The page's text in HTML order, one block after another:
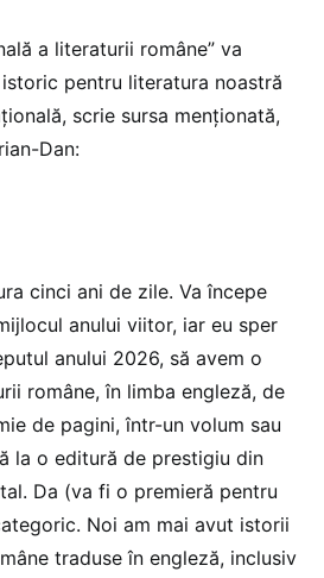
a literaturii române” va
pentru literatura noastră
scrie sursa menționată,
Dan:
cinci ani de zile. Va începe
anului viitor, iar eu sper
anului 2026, să avem o
române, în limba engleză, de
de pagini, într-un volum sau
la o editură de prestigiu din
Da (va fi o premieră pentru
Noi am mai avut istorii
traduse în engleză, inclusiv